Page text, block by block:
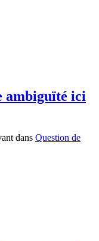
ambiguïté ici
dans Question de